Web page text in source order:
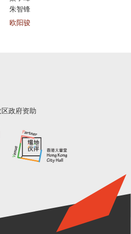
朱智锋
欧阳骏
政府资助